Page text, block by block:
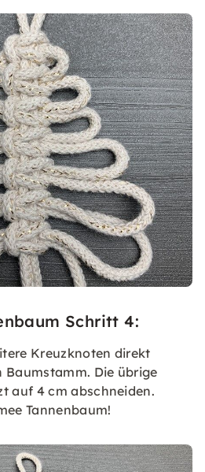
Schritt 4:
Kreuzknoten direkt
Die übrige
auf 4 cm abschneiden.
Tannenbaum!